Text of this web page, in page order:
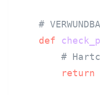
#
def
#
return